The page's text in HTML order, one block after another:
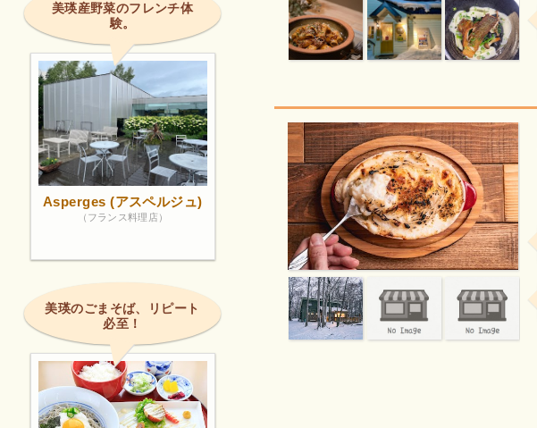
美瑛産野菜のフレンチ体
験。
Asperges (アスペルジュ)
（フランス料理店）
美瑛のごまそば、リピート
必至！